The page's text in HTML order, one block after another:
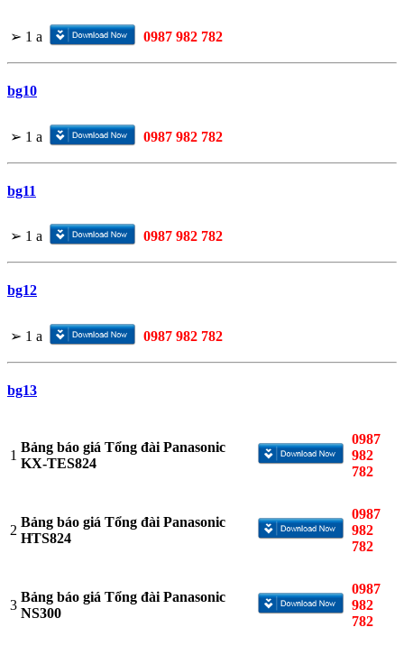
➢ 1 a 0987 982 782
bg10
➢ 1 a 0987 982 782
bg11
➢ 1 a 0987 982 782
bg12
➢ 1 a 0987 982 782
bg13
1
Bảng báo giá Tổng đài Panasonic
KX-TES824
0987
982
782
2
Bảng báo giá Tổng đài Panasonic
HTS824
0987
982
782
3
Bảng báo giá Tổng đài Panasonic
NS300
0987
982
782